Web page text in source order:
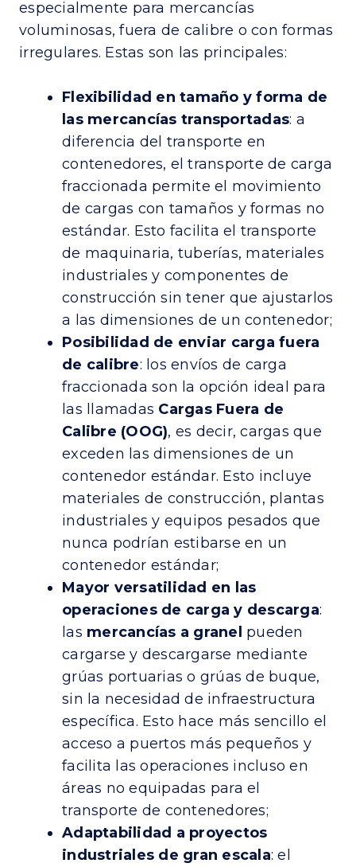
especialmente para mercancías
voluminosas, fuera de calibre o con formas
irregulares. Estas son las principales:
Flexibilidad en tamaño y forma de
las mercancías transportadas: a
diferencia del transporte en
contenedores, el transporte de carga
fraccionada permite el movimiento
de cargas con tamaños y formas no
estándar. Esto facilita el transporte
de maquinaria, tuberías, materiales
industriales y componentes de
construcción sin tener que ajustarlos
a las dimensiones de un contenedor;
Posibilidad de enviar carga fuera
de calibre: los envíos de carga
fraccionada son la opción ideal para
las llamadas Cargas Fuera de
Calibre (OOG), es decir, cargas que
exceden las dimensiones de un
contenedor estándar. Esto incluye
materiales de construcción, plantas
industriales y equipos pesados ​​que
nunca podrían estibarse en un
contenedor estándar;
Mayor versatilidad en las
operaciones de carga y descarga:
las mercancías a granel pueden
cargarse y descargarse mediante
grúas portuarias o grúas de buque,
sin la necesidad de infraestructura
específica. Esto hace más sencillo el
acceso a puertos más pequeños y
facilita las operaciones incluso en
áreas no equipadas para el
transporte de contenedores;
Adaptabilidad a proyectos
industriales de gran escala: el